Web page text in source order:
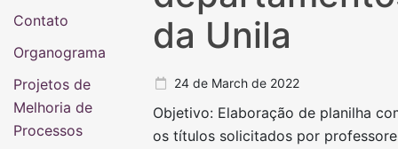
da Unila
24 de March de 2022
Objetivo: Elaboração de planilha
os títulos solicitados por
Contato
Organograma
Projetos de
Melhoria de
Processos